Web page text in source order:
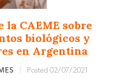
la CAEME sobre
biológicos y
en Argentina
Posted 02/07/2021